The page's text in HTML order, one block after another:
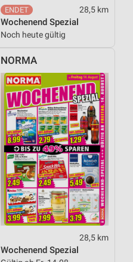
28,5 km
Wochenend Spezial
Noch heute gültig
NORMA
28,5 km
Wochenend Spezial